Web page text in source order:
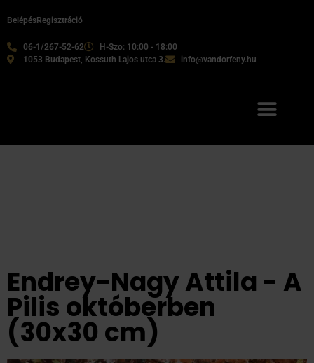
06-1/267-52-62
H-Szo: 10:00 - 18:00
1053 Budapest, Kossuth Lajos utca 3.
info@vandorfeny.hu
BelépésRegisztráció
Endrey-Nagy Attila - A
Pilis októberben
(30x30 cm)